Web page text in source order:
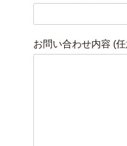
お問い合わせ内容 (